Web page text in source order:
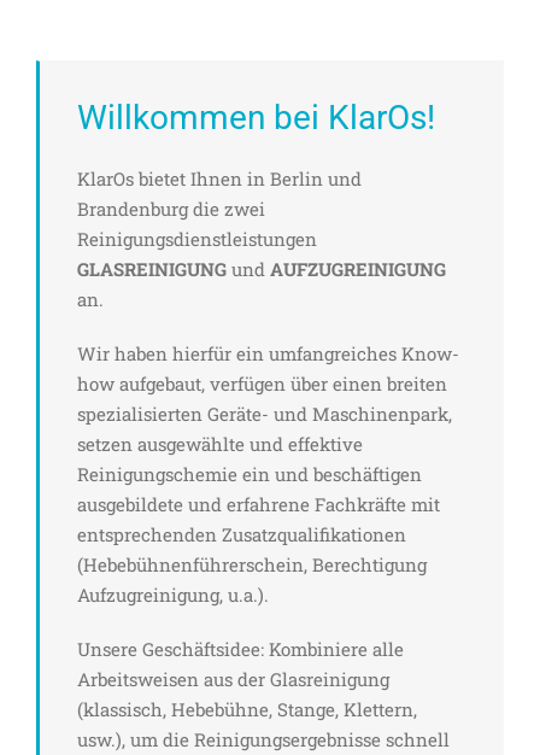
Willkommen bei KlarOs!
KlarOs bietet Ihnen in Berlin und
Brandenburg die zwei
Reinigungsdienstleistungen
GLASREINIGUNG und AUFZUGREINIGUNG
an.
Wir haben hierfür ein umfangreiches Know-
how aufgebaut, verfügen über einen breiten
spezialisierten Geräte- und Maschinenpark,
setzen ausgewählte und effektive
Reinigungschemie ein und beschäftigen
ausgebildete und erfahrene Fachkräfte mit
entsprechenden Zusatzqualifikationen
(Hebebühnenführerschein, Berechtigung
Aufzugreinigung, u.a.).
Unsere Geschäftsidee: Kombiniere alle
Arbeitsweisen aus der Glasreinigung
(klassisch, Hebebühne, Stange, Klettern,
usw.), um die Reinigungsergebnisse schnell